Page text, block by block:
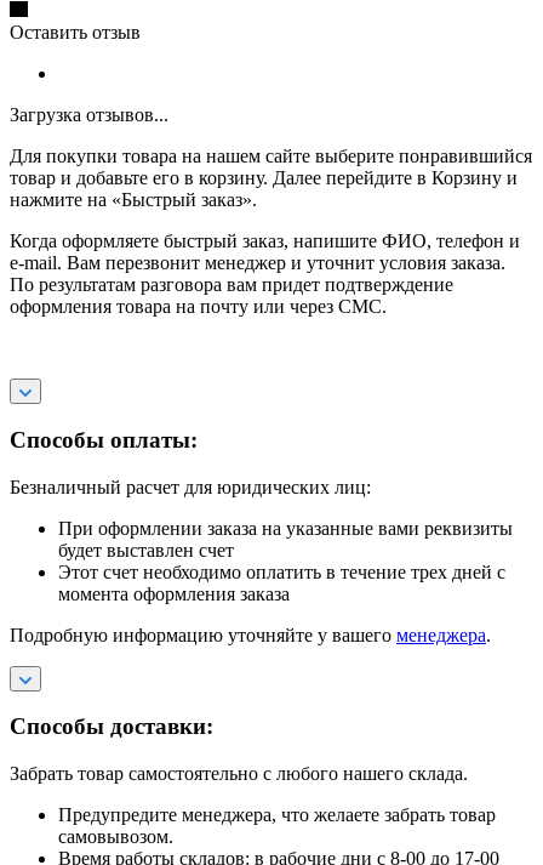
Оставить отзыв
Загрузка отзывов...
Для покупки товара на нашем сайте выберите понравившийся
товар и добавьте его в корзину. Далее перейдите в Корзину и
нажмите на «Быстрый заказ».
Когда оформляете быстрый заказ, напишите ФИО, телефон и
e-mail. Вам перезвонит менеджер и уточнит условия заказа.
По результатам разговора вам придет подтверждение
оформления товара на почту или через СМС.
Способы оплаты:
Безналичный расчет для юридических лиц:
При оформлении заказа на указанные вами реквизиты
будет выставлен счет
Этот счет необходимо оплатить в течение трех дней с
момента оформления заказа
Подробную информацию уточняйте у вашего менеджера.
Способы доставки:
Забрать товар самостоятельно с любого нашего склада.
Предупредите менеджера, что желаете забрать товар
самовывозом.
Время работы складов: в рабочие дни с 8-00 до 17-00